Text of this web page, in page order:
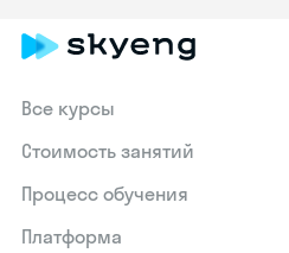
Все курсы
Стоимость занятий
Процесс обучения
Платформа